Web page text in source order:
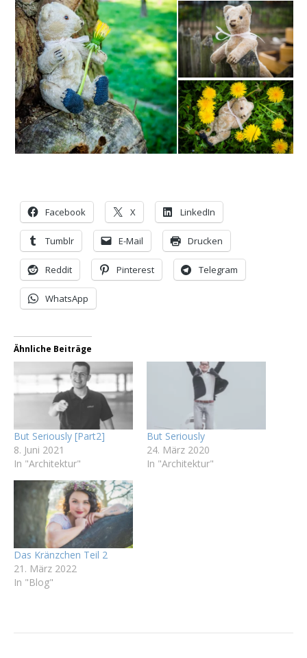
Facebook X LinkedIn
Tumblr E-Mail Drucken
Reddit Pinterest Telegram
WhatsApp
Ähnliche Beiträge
But Seriously [Part2]
8. Juni 2021
In "Architektur"
But Seriously
24. März 2020
In "Architektur"
Das Kränzchen Teil 2
21. März 2022
In "Blog"